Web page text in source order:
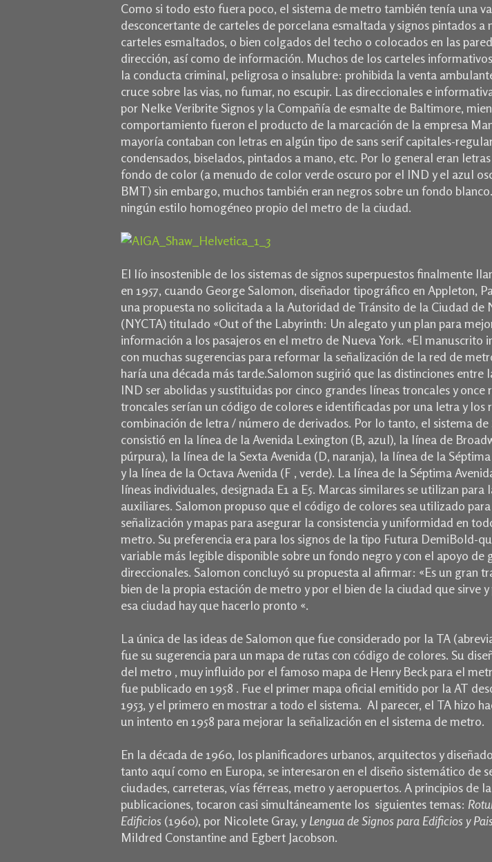
Como si todo esto fuera poco, el sistema de metro también tenía una
desconcertante de carteles de porcelana esmaltada y signos pintados a
carteles esmaltados, o bien colgados del techo o colocados en las
dirección, así como de información. Muchos de los carteles
la conducta criminal, peligrosa o insalubre: prohibida la venta
cruce sobre las vias, no fumar, no escupir. Las direccionales e
por Nelke Veribrite Signos y la Compañía de esmalte de Baltimore,
comportamiento fueron el producto de la marcación de la empresa
mayoría contaban con letras en algún tipo de sans serif capitales-
condensados, biselados, pintados a mano, etc. Por lo general eran
fondo de color (a menudo de color verde oscuro por el IND y el azul
BMT) sin embargo, muchos también eran negros sobre un fondo blanco.
ningún estilo homogéneo propio del metro de la ciudad.
El lío insostenible de los sistemas de signos superpuestos finalmente
en 1957, cuando George Salomon, diseñador tipográfico en Appleton,
una propuesta no solicitada a la Autoridad de Tránsito de la Ciudad de
(NYCTA) titulado «Out of the Labyrinth: Un alegato y un plan para
información a los pasajeros en el metro de Nueva York. «El manuscrito
con muchas sugerencias para reformar la señalización de la red de
haría una década más tarde.Salomon sugirió que las distinciones entre
IND ser abolidas y sustituidas por cinco grandes líneas troncales y once
troncales serían un código de colores e identificadas por una letra y los
combinación de letra / número de derivados. Por lo tanto, el sistema de
consistió en la línea de la Avenida Lexington (B, azul), la línea de
púrpura), la línea de la Sexta Avenida (D, naranja), la línea de la
y la línea de la Octava Avenida (F , verde). La línea de la Séptima
líneas individuales, designada E1 a E5. Marcas similares se utilizan para
auxiliares. Salomon propuso que el código de colores sea utilizado
señalización y mapas para asegurar la consistencia y uniformidad en
metro. Su preferencia era para los signos de la tipo Futura DemiBold-
variable más legible disponible sobre un fondo negro y con el apoyo de
direccionales. Salomon concluyó su propuesta al afirmar: «Es un gran
bien de la propia estación de metro y por el bien de la ciudad que sirve
esa ciudad hay que hacerlo pronto «.
La única de las ideas de Salomon que fue considerado por la TA
fue su sugerencia para un mapa de rutas con código de colores. Su
del metro , muy influido por el famoso mapa de Henry Beck para el
fue publicado en 1958 . Fue el primer mapa oficial emitido por la AT
1953, y el primero en mostrar a todo el sistema. Al parecer, el TA hizo
un intento en 1958 para mejorar la señalización en el sistema de metro.
En la década de 1960, los planificadores urbanos, arquitectos y
tanto aquí como en Europa, se interesaron en el diseño sistemático de
ciudades, carreteras, vías férreas, metro y aeropuertos. A principios de
publicaciones, tocaron casi simultáneamente los siguientes temas:
Edificios(1960), por Nicolete Gray, y Lengua de Signos para Edificios y
Mildred Constantine and Egbert Jacobson.